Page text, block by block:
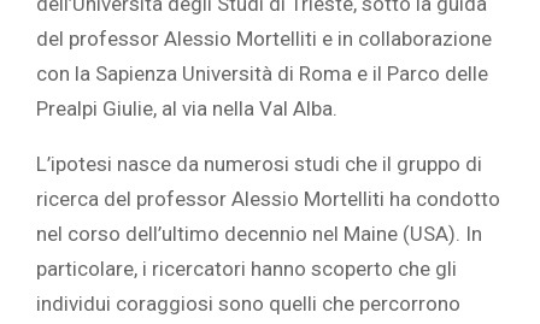
del professor Alessio Mortelliti e in collaborazione
con la Sapienza Università di Roma e il Parco delle
Prealpi Giulie, al via nella Val Alba.
L’ipotesi nasce da numerosi studi che il gruppo di
ricerca del professor Alessio Mortelliti ha condotto
nel corso dell’ultimo decennio nel Maine (USA). In
particolare, i ricercatori hanno scoperto che gli
individui coraggiosi sono quelli che percorrono